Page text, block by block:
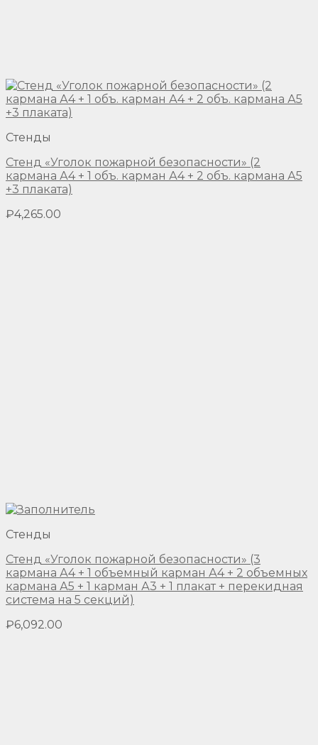
Стенды
Стенд «Уголок пожарной безопасности» (2
кармана А4 + 1 объ. карман А4 + 2 объ. кармана А5
+3 плаката)
₽4,265.00
Стенды
Стенд «Уголок пожарной безопасности» (3
кармана А4 + 1 объемный карман А4 + 2 объемных
кармана А5 + 1 карман А3 + 1 плакат + перекидная
система на 5 секций)
₽6,092.00